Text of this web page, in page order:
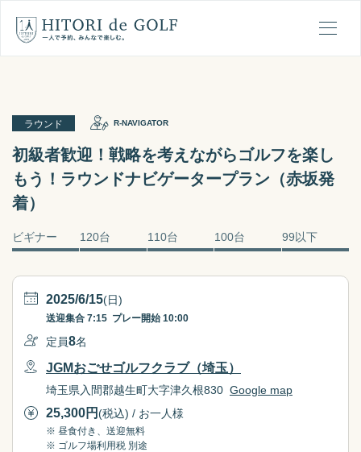
ラウンド R-NAVIGATOR
初級者歓迎！戦略を考えながらゴルフを楽し
もう！ラウンドナビゲータープラン（赤坂発
着）
ビギナー 120台 110台 100台 99以下
2025/6/15(日)
送迎集合 7:15 プレー開始 10:00
定員8名
JGMおごせゴルフクラブ（埼玉）
埼玉県入間郡越生町大字津久根830 Google map
25,300円(税込) / お一人様
※ 昼食付き、送迎無料
※ ゴルフ場利用税 別途